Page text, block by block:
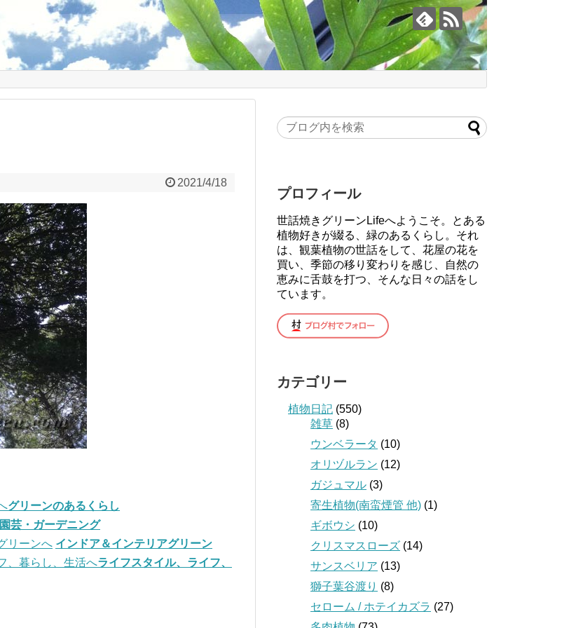
2021/4/18
グリーンのあるくらし
園芸・ガーデニング
インドア＆インテリアグリーン
ライフスタイル、ライフ、
プロフィール
世話焼きグリーンLifeへようこそ。とある
植物好きが綴る、緑のあるくらし。それ
は、観葉植物の世話をして、花屋の花を
買い、季節の移り変わりを感じ、自然の
恵みに舌鼓を打つ、そんな日々の話をし
ています。
カテゴリー
植物日記 (550)
雑草 (8)
ウンベラータ (10)
オリヅルラン (12)
ガジュマル (3)
寄生植物(南蛮煙管 他) (1)
ギボウシ (10)
クリスマスローズ (14)
サンスベリア (13)
獅子葉谷渡り (8)
セローム / ホテイカズラ (27)